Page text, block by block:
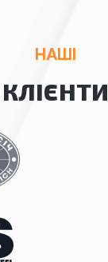
НАШІ
КЛІЄНТИ